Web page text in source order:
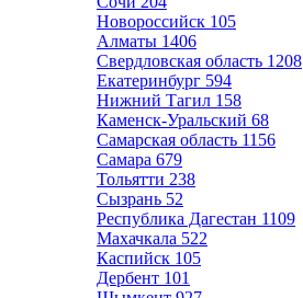
Новороссийск 105
Алматы 1406
Свердловская область 1208
Екатеринбург 594
Нижний Тагил 158
Каменск-Уральский 68
Самарская область 1156
Самара 679
Тольятти 238
Сызрань 52
Республика Дагестан 1109
Махачкала 522
Каспийск 105
Дербент 101